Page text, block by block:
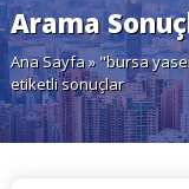
Arama
Ana Sayfa» "bursa
etiketli sonuçlar